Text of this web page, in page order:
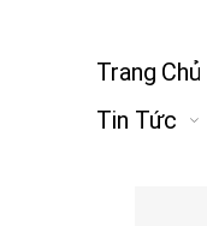
Trang Chủ
Tin Tức